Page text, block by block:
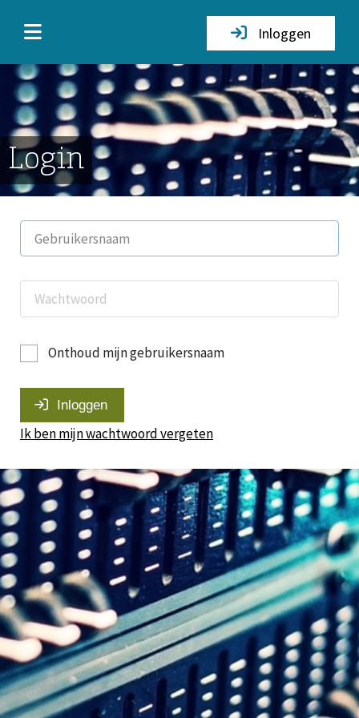
Inloggen
Login
Onthoud mijn gebruikersnaam
Inloggen
Ik ben mijn wachtwoord vergeten